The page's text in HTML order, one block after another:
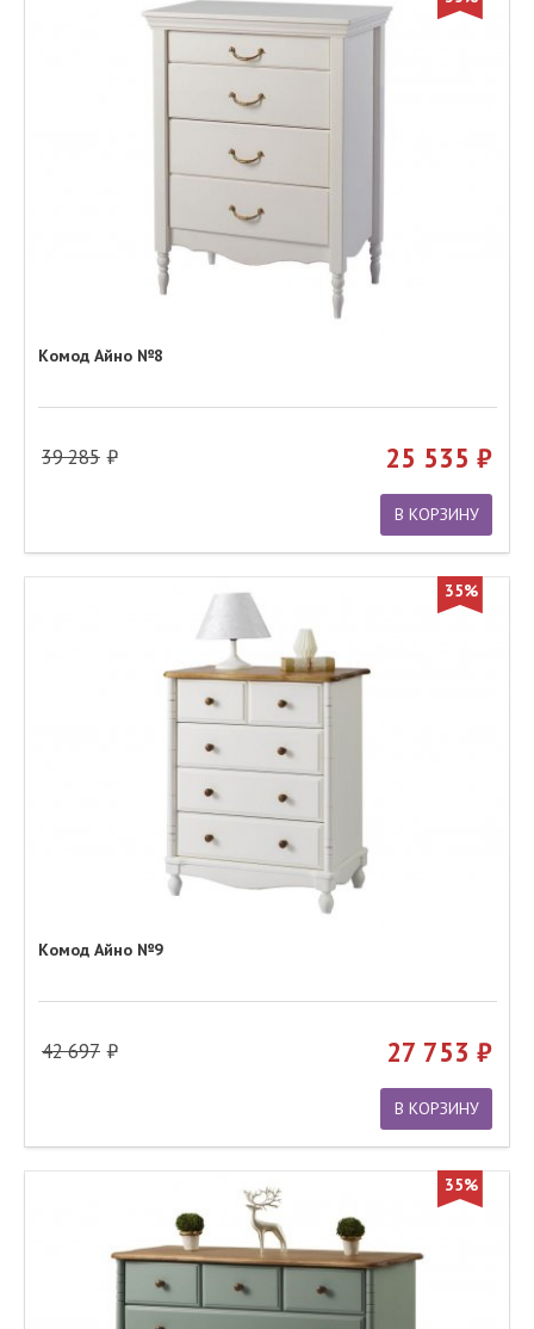
Комод Айно №8
39 285 25 535
В КОРЗИНУ
35%
Комод Айно №9
42 697 27 753
В КОРЗИНУ
35%